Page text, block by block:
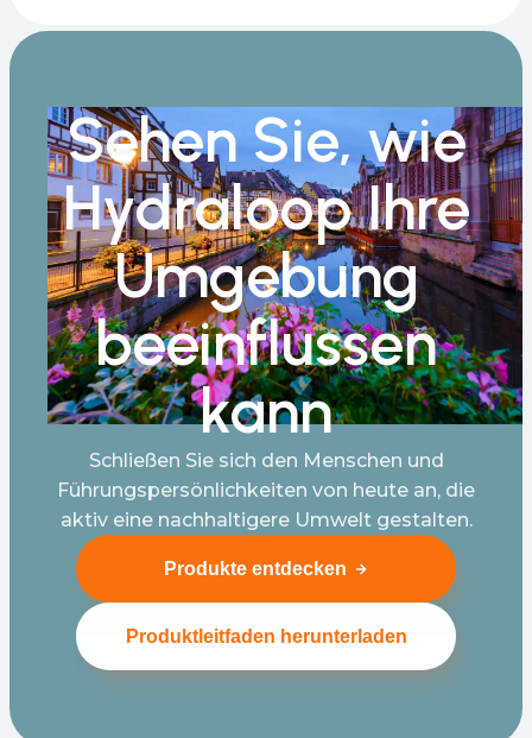
Sehen Sie, wie
Hydraloop Ihre
Umgebung
beeinflussen
kann
Schließen Sie sich den Menschen und
Führungspersönlichkeiten von heute an, die
aktiv eine nachhaltigere Umwelt gestalten.
Produkte entdecken
Produktleitfaden herunterladen